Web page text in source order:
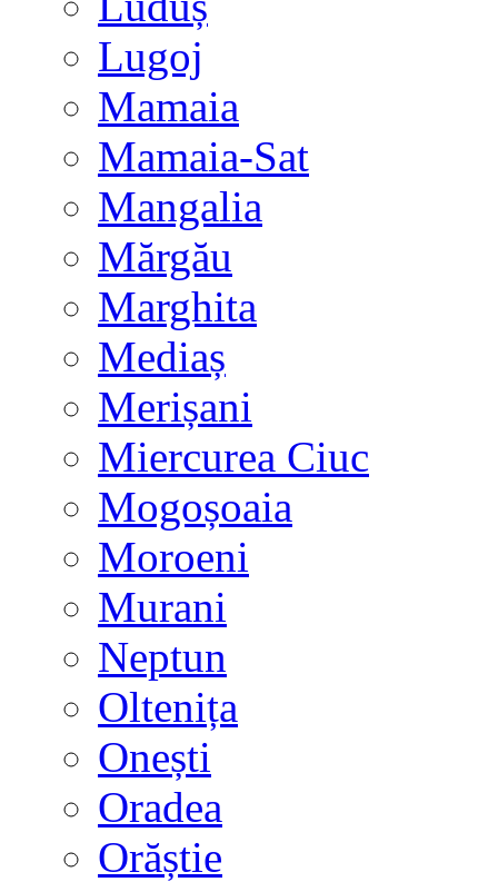
Lugoj
Mamaia
Mamaia-Sat
Mangalia
Mărgău
Marghita
Mediaș
Merișani
Miercurea Ciuc
Mogoșoaia
Moroeni
Murani
Neptun
Oltenița
Onești
Oradea
Orăștie